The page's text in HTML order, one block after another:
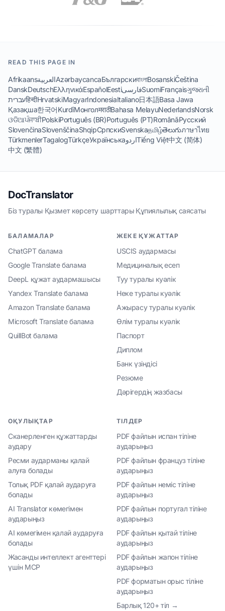
READ THIS PAGE IN
AfrikaansالعربيةAzərbaycancaБългарскиবাংলাBosanskiČeština
DanskDeutschΕλληνικάEspañolEestiفارسیSuomiFrançaisગુજરાતી
עבריתहिन्दीHrvatskiMagyarIndonesiaItaliano日本語Basa Jawa
Қазақша한국어KurdîМонголमराठीBahasa MelayuNederlandsNorsk
ଓଡିଆਪੰਜਾਬੀPolskiPortuguês (BR)Português (PT)RomânăРусский
SlovenčinaSlovenščinaShqipСрпскиSvenskaதமிழ்తెలుగుภาษาไทย
TürkmenlerTagalogTürkçeУкраїнськаاردوTiếng Việt中文 (简体)
中文 (繁體)
DocTranslator
Біз туралы·Қызмет көрсету шарттары·Құпиялылық саясаты
БАЛАМАЛАР
ChatGPT балама
Google Translate балама
DeepL құжат аудармашысы
Yandex Translate балама
Amazon Translate балама
Microsoft Translate балама
QuillBot балама
ЖЕКЕ ҚҰЖАТТАР
USCIS аудармасы
Медициналық есеп
Туу туралы куәлік
Неке туралы куәлік
Ажырасу туралы куәлік
Өлім туралы куәлік
Паспорт
Диплом
Банк үзіндісі
Резюме
Дәрігердің жазбасы
ОҚУЛЫҚТАР
Сканерленген құжаттарды
аудару
Ресми аударманы қалай
алуға болады
Толық PDF қалай аударуға
болады
AI Translator көмегімен
аударыңыз
AI көмегімен қалай аударуға
болады
Жасанды интеллект агенттері
үшін MCP
ТІЛДЕР
PDF файлын испан тіліне
аударыңыз
PDF файлын француз тіліне
аударыңыз
PDF файлын неміс тіліне
аударыңыз
PDF файлын португал тіліне
аударыңыз
PDF файлын қытай тіліне
аударыңыз
PDF файлын жапон тіліне
аударыңыз
PDF форматын орыс тіліне
аударыңыз
Барлық 120+ тіл →